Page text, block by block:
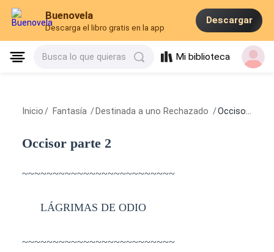
Buenovela
Descarga el libro gratis en la app
Descargar
Busca lo que quieras Mi biblioteca
Inicio / Fantasía / Destinada a uno Rechazado /Occisor parte 2
Occisor parte 2
~~~~~~~~~~~~~~~~~~~~~~~~~
LÁGRIMAS DE ODIO
~~~~~~~~~~~~~~~~~~~~~~~~~